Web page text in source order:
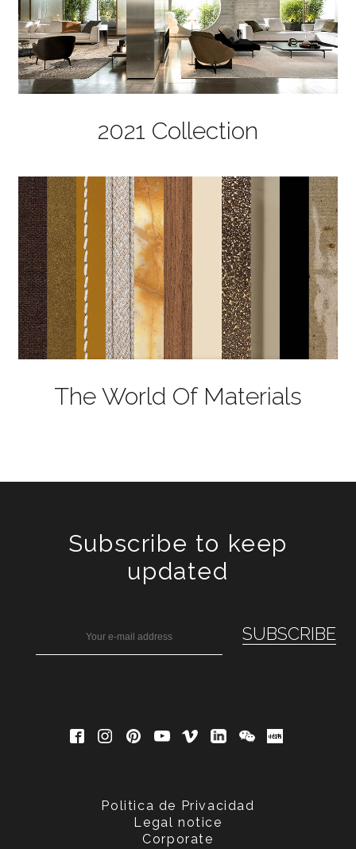
2021 Collection
The World Of Materials
Subscribe to keep
updated
Politica de Privacidad
Legal notice
Corporate